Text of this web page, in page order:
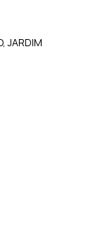
JARDIM